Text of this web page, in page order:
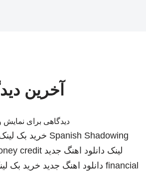
آخرین
دیدگاهی برای نمایش
Spanish Shadowing خرید بک
لینک دانلود اهنگ جدید credit
financial دانلود اهنگ جدید خرید بک